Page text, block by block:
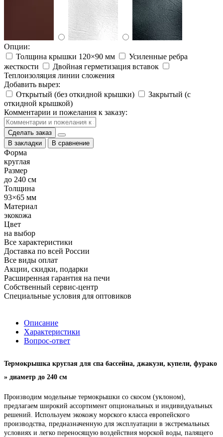
Опции:
Толщина крышки 120×90 мм
Усиленные ребра
жесткости
Двойная герметизация вставок
Теплоизоляция линии сложения
Добавить вырез:
Открытый (без откидной крышки)
Закрытый (с
откидной крышкой)
Комментарии и пожелания к заказу:
Сделать заказ
В закладки
В сравнение
Форма
круглая
Размер
до 240 см
Толщина
93×65 мм
Материал
экокожа
Цвет
на выбор
Все характеристики
Доставка по всей России
Все виды оплат
Акции, скидки, подарки
Расширенная гарантия на печи
Собственный сервис-центр
Специальные условия для оптовиков
Описание
Характеристики
Вопрос-ответ
Термокрышка круглая для спа бассейна, джакузи, купели, фурако
» диаметр до 240 см
Производим модельные термокрышки со скосом (уклоном),
предлагаем широкий ассортимент опциональных и индивидуальных
решений. Используем экокожу морского класса европейского
производства, предназначенную для эксплуатации в экстремальных
условиях и легко переносящую воздействия морской воды, палящего